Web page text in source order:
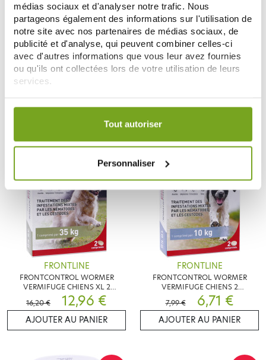
médias sociaux et d'analyser notre trafic. Nous
partageons également des informations sur l'utilisation de
notre site avec nos partenaires de médias sociaux, de
publicité et d'analyse, qui peuvent combiner celles-ci
avec d'autres informations que vous leur avez fournies
ou qu'ils ont collectées lors de votre utilisation de leurs
services.
Votre choix de consentement est conservé pendant une
Tout autoriser
Personnaliser
FRONTLINE
FRONTPRO COMPRIMES A
CROQUER CHIENS 2-4 KG 3
COMPRIMÉS
AJOUTER AU PANIER
BIOCANINA
BIOCANINA VERMIFUGE
AJOUTER AU PANIER
-20
FRONTLINE
FRONTCONTROL WORMER
VERMIFUGE CHIENS XL 2
COMPRIMÉS
16,20 € 12,96 €
AJOUTER AU PANIER
FRONTLINE
FRONTCONTROL WORMER
VERMIFUGE CHIENS 2
COMPRIMÉS
7,99 € 6,71 €
AJOUTER AU PANIER